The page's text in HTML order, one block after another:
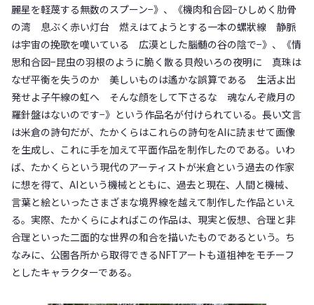
麗星を軽蔑する無数のスプーン−》、《機肉和合図−ひしめく肋骨
の湾 息ぶく赤い灯台 燃えはてようとする一本の螺狀線 静脈
は宇宙の挽歌を嘆いている 広漠とした腦髄の谷の陰で−》、《情
思和合図−昆虫の羽根のように脆く散る貝殻いろの夜明に 真珠は
なぜ平衡を失うのか 美しいものは遙かな誤算である 生活よ出
発せよ子午線の虹へ そんな顔をして下さるな 魂なんぞ歳月の
羅針盤はないのです−》という作品名が付けられている。長い文言
は米倉の詩句だが、たかくらはこれらの詩句をAIに読ませて画像
を生成し、これに手を加えて平面作品を制作したのである。いわ
ば、たかくらという現代のアーティストが米倉という過去の作家
に想を得て、AIという機械とともに、過去と現在、人間と機械、
言葉と絵といったさまざまな境界線を越えて制作した作品といえ
る。実際、たかくらによればこの作品は、現実と仮想、合理と非
合理といった二面的な世界の和合を描いたものであるという。ち
なみに、公園各所から取得できるNFTアートも道祖神をモチーフ
としたキャラクターである。